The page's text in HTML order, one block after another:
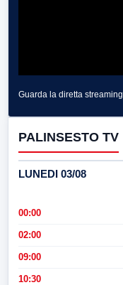
Guarda la diretta streaming
PALINSESTO TV
LUNEDI 03/08
00:00
02:00
09:00
10:30